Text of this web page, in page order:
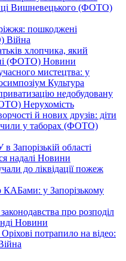
Вишневецького (ФОТО)
пошкоджені
Війна
хлопчика, який
(ФОТО) Новини
мистецтва: у
Культура
недобудовану
Нерухомість
й нових друзів: діти
у таборах (ФОТО)
Запорізькій області
надалі Новини
до ліквідації пожеж
КАБами: у Запорізькому
про розподіл
Новини
потрапило на відео: